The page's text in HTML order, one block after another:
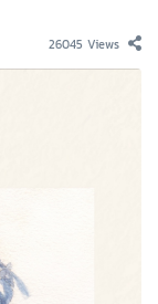
26045 Views